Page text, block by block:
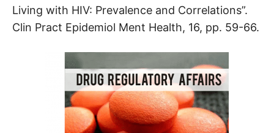
Living with HIV: Prevalence and Correlations”.
Clin Pract Epidemiol Ment Health, 16, pp. 59-66.